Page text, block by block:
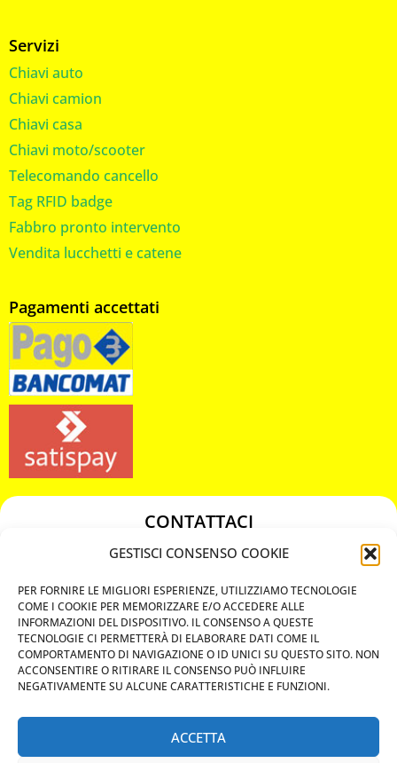
GESTISCI CONSENSO COOKIE
PER FORNIRE LE MIGLIORI ESPERIENZE, UTILIZZIAMO TECNOLOGIE
COME I COOKIE PER MEMORIZZARE E/O ACCEDERE ALLE
INFORMAZIONI DEL DISPOSITIVO. IL CONSENSO A QUESTE
TECNOLOGIE CI PERMETTERÀ DI ELABORARE DATI COME IL
COMPORTAMENTO DI NAVIGAZIONE O ID UNICI SU QUESTO SITO. NON
ACCONSENTIRE O RITIRARE IL CONSENSO PUÒ INFLUIRE
NEGATIVAMENTE SU ALCUNE CARATTERISTICHE E FUNZIONI.
ACCETTA
Servizi
Chiavi auto
Chiavi camion
Chiavi casa
Chiavi moto/scooter
Telecomando cancello
Tag RFID badge
Fabbro pronto intervento
Vendita lucchetti e catene
Pagamenti accettati
CONTATTACI
349 3863811
chiavicodificate@gmail.com
Privacy Policy
Cookie Policy
MAPS